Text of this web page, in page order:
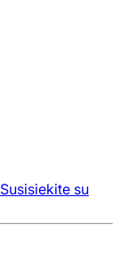
Susisiekite su